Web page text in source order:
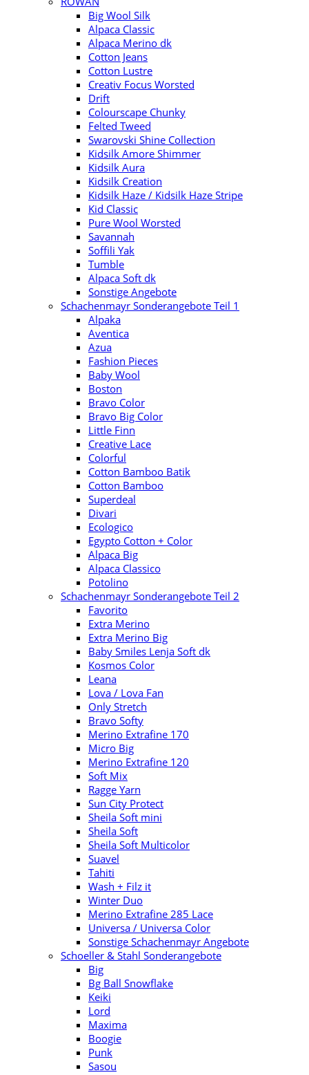
Big Wool Silk
Alpaca Classic
Alpaca Merino dk
Cotton Jeans
Cotton Lustre
Creativ Focus Worsted
Drift
Colourscape Chunky
Felted Tweed
Swarovski Shine Collection
Kidsilk Amore Shimmer
Kidsilk Aura
Kidsilk Creation
Kidsilk Haze / Kidsilk Haze Stripe
Kid Classic
Pure Wool Worsted
Savannah
Soffili Yak
Tumble
Alpaca Soft dk
Sonstige Angebote
Schachenmayr Sonderangebote Teil 1
Alpaka
Aventica
Azua
Fashion Pieces
Baby Wool
Boston
Bravo Color
Bravo Big Color
Little Finn
Creative Lace
Colorful
Cotton Bamboo Batik
Cotton Bamboo
Superdeal
Divari
Ecologico
Egypto Cotton + Color
Alpaca Big
Alpaca Classico
Potolino
Schachenmayr Sonderangebote Teil 2
Favorito
Extra Merino
Extra Merino Big
Baby Smiles Lenja Soft dk
Kosmos Color
Leana
Lova / Lova Fan
Only Stretch
Bravo Softy
Merino Extrafine 170
Micro Big
Merino Extrafine 120
Soft Mix
Ragge Yarn
Sun City Protect
Sheila Soft mini
Sheila Soft
Sheila Soft Multicolor
Suavel
Tahiti
Wash + Filz it
Winter Duo
Merino Extrafine 285 Lace
Universa / Universa Color
Sonstige Schachenmayr Angebote
Schoeller & Stahl Sonderangebote
Big
Bg Ball Snowflake
Keiki
Lord
Maxima
Boogie
Punk
Sasou